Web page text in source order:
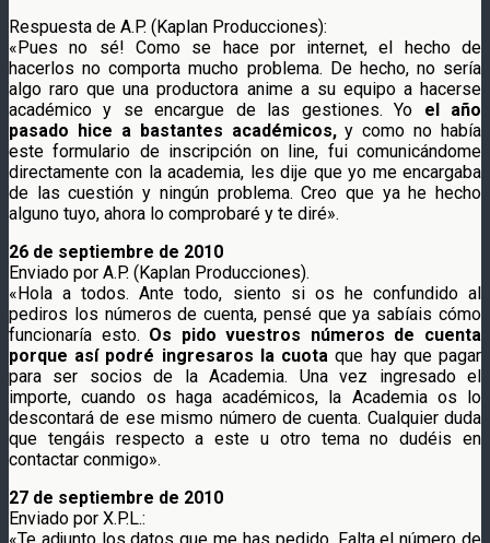
Respuesta de A.P. (Kaplan Producciones):
«Pues no sé! Como se hace por internet, el hecho de
hacerlos no comporta mucho problema. De hecho, no sería
algo raro que una productora anime a su equipo a hacerse
académico y se encargue de las gestiones. Yo el año
pasado hice a bastantes académicos,y como no había
este formulario de inscripción on line, fui comunicándome
directamente con la academia, les dije que yo me encargaba
de las cuestión y ningún problema. Creo que ya he hecho
alguno tuyo, ahora lo comprobaré y te diré».
26 de septiembre de 2010
Enviado por A.P. (Kaplan Producciones).
«Hola a todos. Ante todo, siento si os he confundido al
pediros los números de cuenta, pensé que ya sabíais cómo
funcionaría esto. Os pido vuestros números de cuenta
porque así podré ingresaros la cuotaque hay que pagar
para ser socios de la Academia. Una vez ingresado el
importe, cuando os haga académicos, la Academia os lo
descontará de ese mismo número de cuenta. Cualquier duda
que tengáis respecto a este u otro tema no dudéis en
contactar conmigo».
27 de septiembre de 2010
Enviado por X.P.L.: